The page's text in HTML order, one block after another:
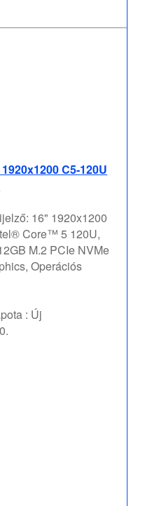
C5-120U
16" 1920x1200
Core™ 5 120U,
M.2 PCIe NVMe
Operációs
: Új